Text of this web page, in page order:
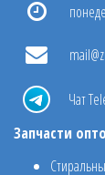
Чат
Запчасти